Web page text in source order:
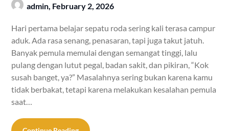
admin, February 2, 2026
Hari pertama belajar sepatu roda sering kali terasa campur
aduk. Ada rasa senang, penasaran, tapi juga takut jatuh.
Banyak pemula memulai dengan semangat tinggi, lalu
pulang dengan lutut pegal, badan sakit, dan pikiran, “Kok
susah banget, ya?” Masalahnya sering bukan karena kamu
tidak berbakat, tetapi karena melakukan kesalahan pemula
saat…